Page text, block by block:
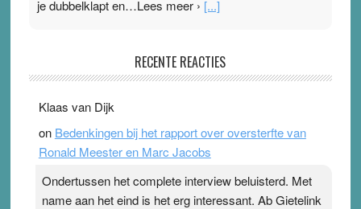
je dubbelklapt en…Lees meer › [...]
Ward van Beek
topsporters. Ze hopen ermee hun hartslag te verlagen
terwijl ze meer zuurstof opnemen. Daarop heeft zo’n
pleister geen effect. Maar het gevoel ‘makkelijker te
Pleisterplakkers in de topspsort ›[...]
RECENTE REACTIES
Klaas van Dijk
on Bedenkingen bij het rapport over oversterfte van
Ronald Meester en Marc Jacobs
Ondertussen het complete interview beluisterd. Met
name aan het eind is het erg interessant. Ab Gietelink